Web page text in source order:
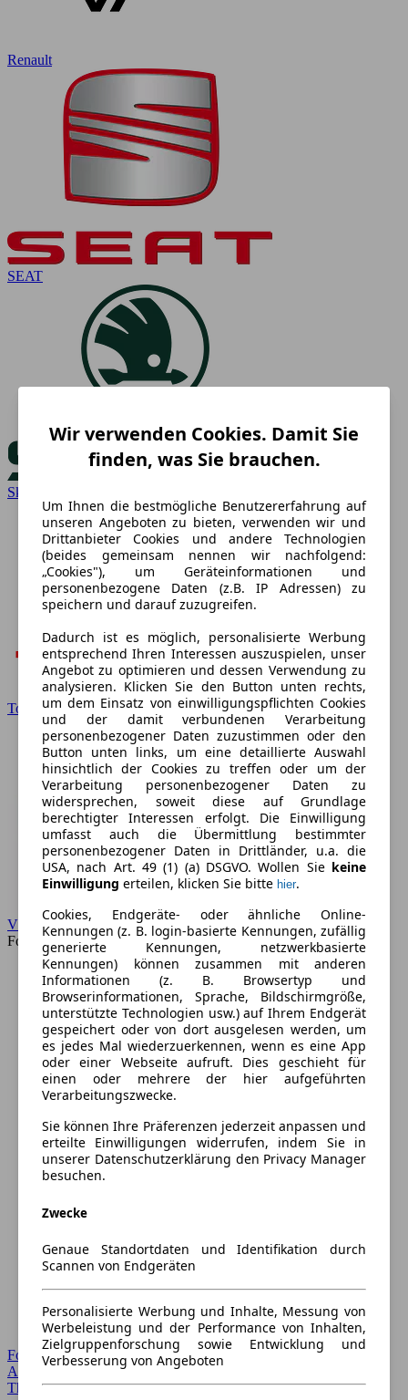
Renault
SEAT
Skoda
Toyota
VW
Forum
Forum Startseite
Alle Auto-Foren
Themen-Forum
Wir verwenden Cookies. Damit Sie
finden, was Sie brauchen.
Um Ihnen die bestmögliche Benutzererfahrung auf
unseren Angeboten zu bieten, verwenden wir und
Drittanbieter Cookies und andere Technologien
(beides gemeinsam nennen wir nachfolgend:
„Cookies"), um Geräteinformationen und
personenbezogene Daten (z.B. IP Adressen) zu
speichern und darauf zuzugreifen.
Dadurch ist es möglich, personalisierte Werbung
entsprechend Ihren Interessen auszuspielen, unser
Angebot zu optimieren und dessen Verwendung zu
analysieren. Klicken Sie den Button unten rechts,
um dem Einsatz von einwilligungspflichten Cookies
und der damit verbundenen Verarbeitung
personenbezogener Daten zuzustimmen oder den
Button unten links, um eine detaillierte Auswahl
hinsichtlich der Cookies zu treffen oder um der
Verarbeitung personenbezogener Daten zu
widersprechen, soweit diese auf Grundlage
berechtigter Interessen erfolgt. Die Einwilligung
umfasst auch die Übermittlung bestimmter
personenbezogener Daten in Drittländer, u.a. die
USA, nach Art. 49 (1) (a) DSGVO. Wollen Sie keine
Einwilligung erteilen, klicken Sie bitte hier.
Cookies, Endgeräte- oder ähnliche Online-
Kennungen (z. B. login-basierte Kennungen, zufällig
generierte Kennungen, netzwerkbasierte
Kennungen) können zusammen mit anderen
Informationen (z. B. Browsertyp und
Browserinformationen, Sprache, Bildschirmgröße,
unterstützte Technologien usw.) auf Ihrem Endgerät
gespeichert oder von dort ausgelesen werden, um
es jedes Mal wiederzuerkennen, wenn es eine App
oder einer Webseite aufruft. Dies geschieht für
einen oder mehrere der hier aufgeführten
Verarbeitungszwecke.
Sie können Ihre Präferenzen jederzeit anpassen und
erteilte Einwilligungen widerrufen, indem Sie in
unserer Datenschutzerklärung den Privacy Manager
besuchen.
Zwecke
Genaue Standortdaten und Identifikation durch
Scannen von Endgeräten
Personalisierte Werbung und Inhalte, Messung von
Werbeleistung und der Performance von Inhalten,
Zielgruppenforschung sowie Entwicklung und
Verbesserung von Angeboten